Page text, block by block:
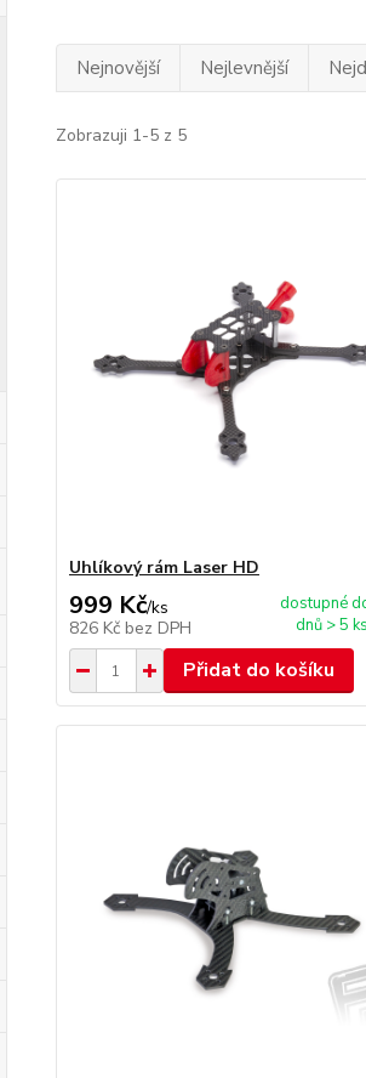
Nejnovější Nejlevnější
Zobrazuji 1-5 z 5
Uhlíkový rám Laser HD
999 Kč/ks
826 Kč bez DPH
dostupné
dnů > 5 ks
Přidat do košíku